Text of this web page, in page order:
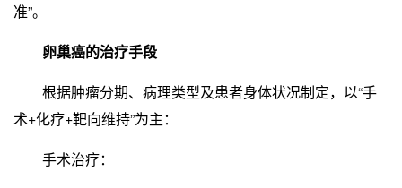
准”。
卵巢癌的治疗手段
根据肿瘤分期、病理类型及患者身体状况制定，以“手
术+化疗+靶向维持”为主：
手术治疗：